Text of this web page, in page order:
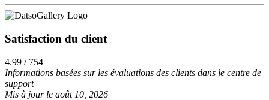
Satisfaction du client
4.99 / 754
Informations basées sur les évaluations des clients dans le centre de
support
Mis à jour le août 10, 2026